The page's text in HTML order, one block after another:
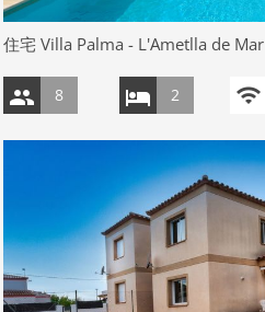
住宅 Villa Palma - L'Ametlla de Mar
8 2